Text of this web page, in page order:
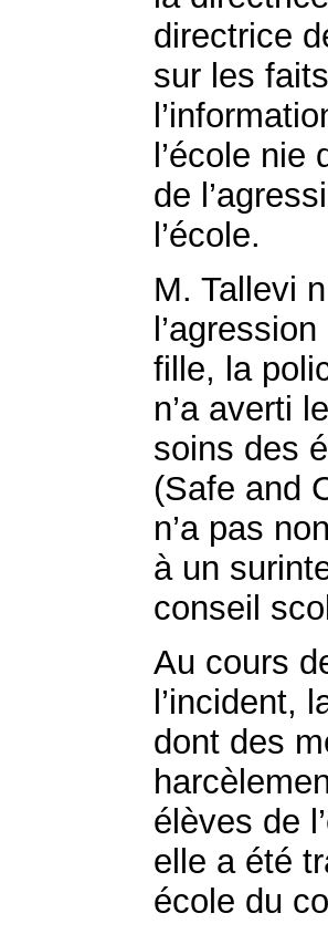
directrice
sur les
l’école
de
l’école.
M. Tallevi
fille, la
n’a averti
soins des
(Safe and
n’a pas
à un
conseil
Au cours
l’incident,
dont des
élèves de
elle a été
école du